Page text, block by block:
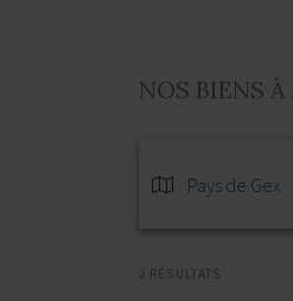
NOS BIENS À
Pays de Gex
2 RÉSULTATS